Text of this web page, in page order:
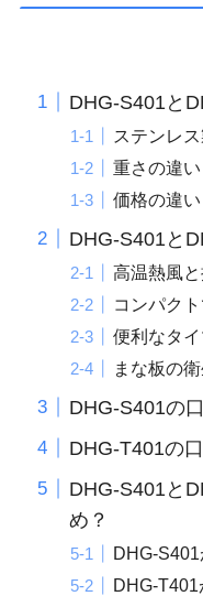
DHG-S401と
ステンレ
重さの違い
価格の違い
DHG-S401と
高温熱風
コンパク
便利なタ
まな板の
DHG-S401の
DHG-T401の
DHG-S401と
め？
DHG-
DHG-T401